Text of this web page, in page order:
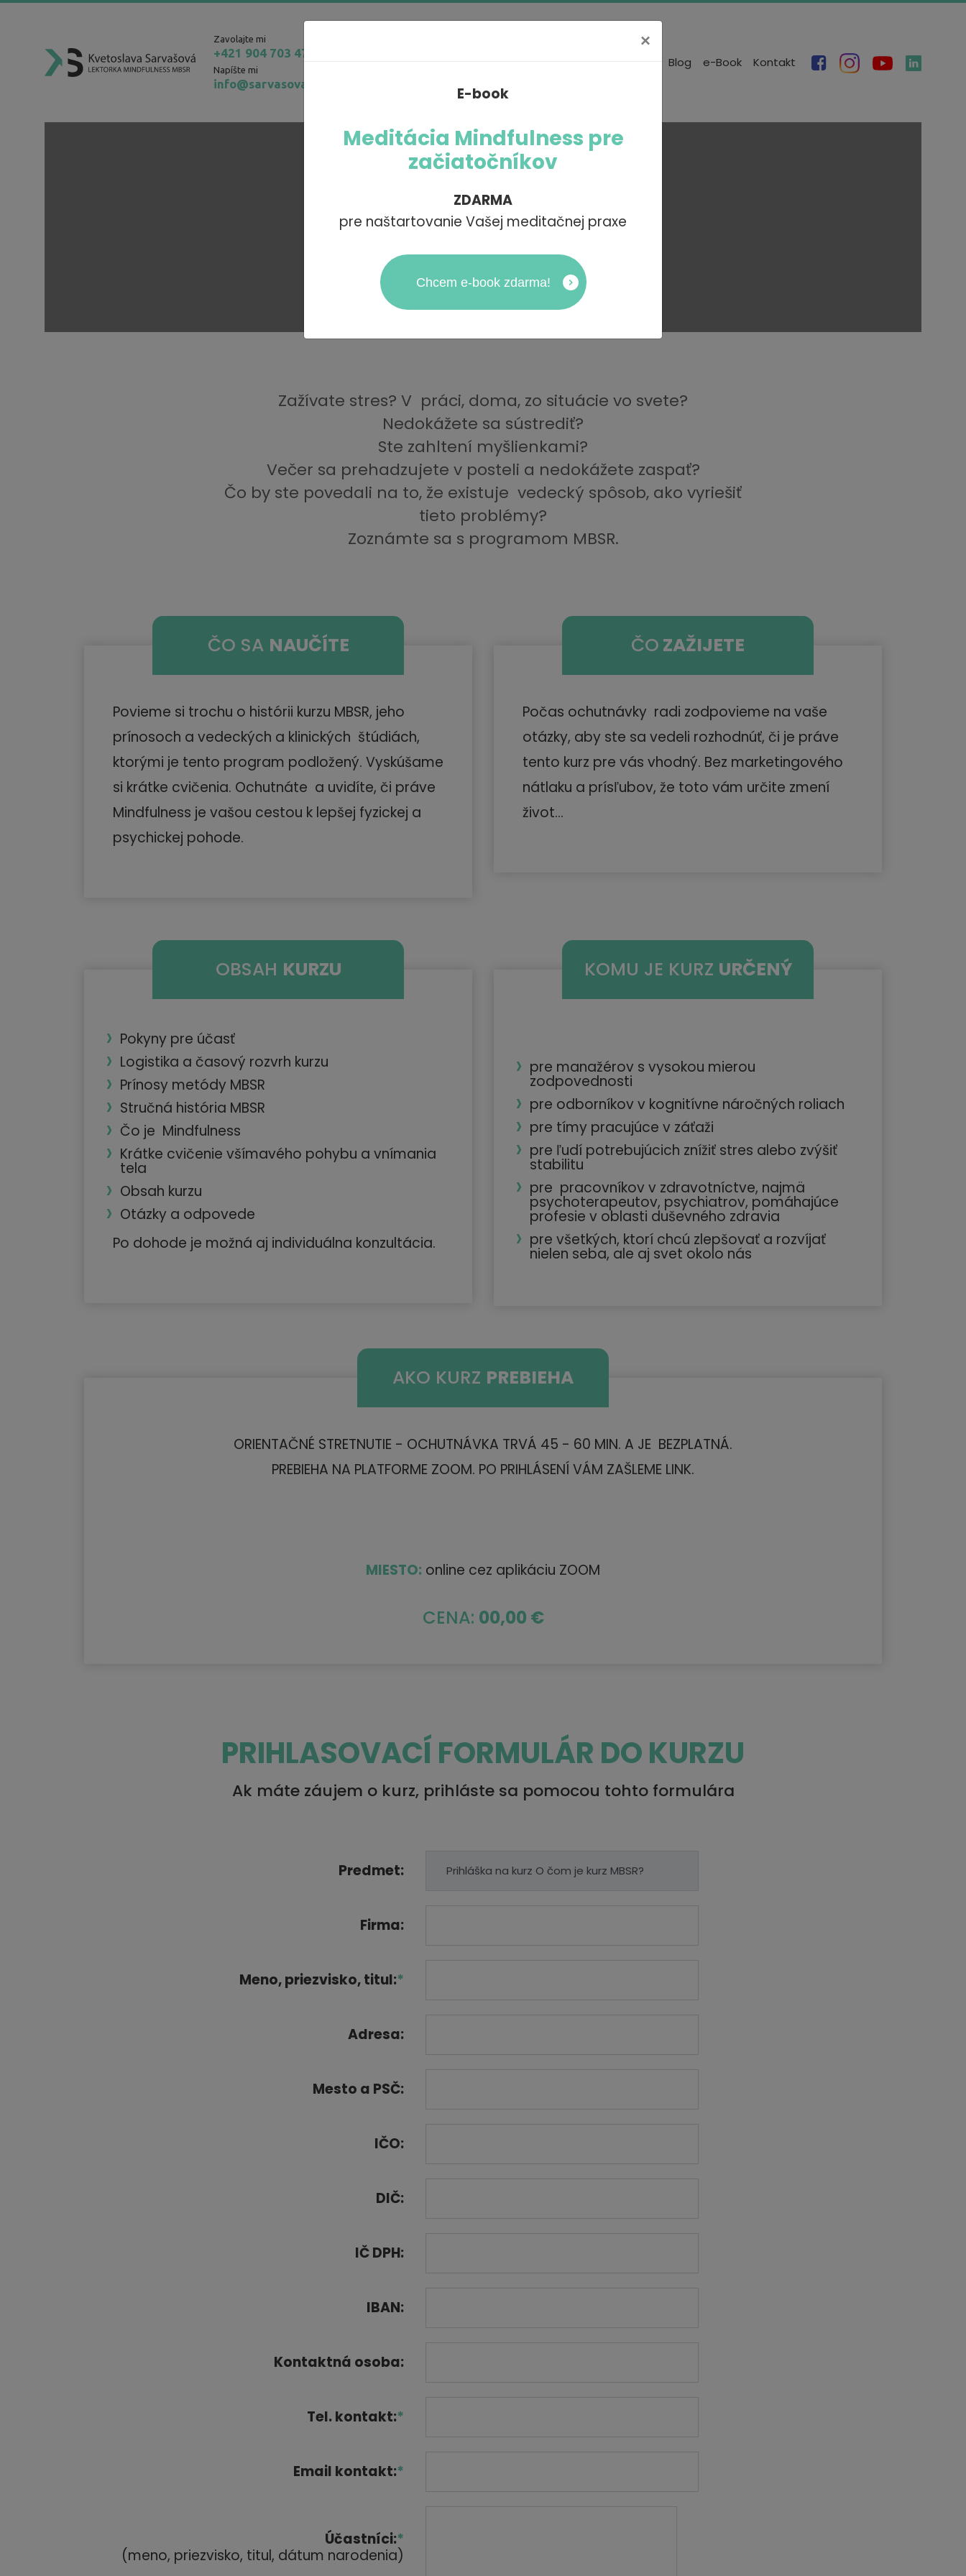
Zavolajte mi
+421 904 703 471
Napíšte mi
info@sarvasova.sk
Blog e-Book Kontakt
KURZ
O ČOM JE KURZ MBSR?
Zažívate stres? V práci, doma, zo situácie vo svete?
Nedokážete sa sústrediť?
Ste zahltení myšlienkami?
Večer sa prehadzujete v posteli a nedokážete zaspať?
Čo by ste povedali na to, že existuje vedecký spôsob, ako vyriešiť
tieto problémy?
Zoznámte sa s programom MBSR.
ČO SA NAUČÍTE
Povieme si trochu o histórii kurzu MBSR, jeho
prínosoch a vedeckých a klinických štúdiách,
ktorými je tento program podložený. Vyskúšame
si krátke cvičenia. Ochutnáte a uvidíte, či práve
Mindfulness je vašou cestou k lepšej fyzickej a
psychickej pohode.
ČO ZAŽIJETE
Počas ochutnávky radi zodpovieme na vaše
otázky, aby ste sa vedeli rozhodnúť, či je práve
tento kurz pre vás vhodný. Bez marketingového
nátlaku a prísľubov, že toto vám určite zmení
život...
OBSAH KURZU
Pokyny pre účasť
Logistika a časový rozvrh kurzu
Prínosy metódy MBSR
Stručná história MBSR
Čo je Mindfulness
Krátke cvičenie všímavého pohybu a vnímania
tela
Obsah kurzu
Otázky a odpovede
Po dohode je možná aj individuálna konzultácia.
KOMU JE KURZ URČENÝ
pre manažérov s vysokou mierou
zodpovednosti
pre odborníkov v kognitívne náročných roliach
pre tímy pracujúce v záťaži
pre ľudí potrebujúcich znížiť stres alebo zvýšiť
stabilitu
pre pracovníkov v zdravotníctve, najmä
psychoterapeutov, psychiatrov, pomáhajúce
profesie v oblasti duševného zdravia
pre všetkých, ktorí chcú zlepšovať a rozvíjať
nielen seba, ale aj svet okolo nás
AKO KURZ PREBIEHA
ORIENTAČNÉ STRETNUTIE - OCHUTNÁVKA TRVÁ 45 - 60 MIN. A JE BEZPLATNÁ.
PREBIEHA NA PLATFORME ZOOM. PO PRIHLÁSENÍ VÁM ZAŠLEME LINK.
MIESTO: online cez aplikáciu ZOOM
CENA: 00,00 €
PRIHLASOVACÍ FORMULÁR DO KURZU
Ak máte záujem o kurz, prihláste sa pomocou tohto formulára
Predmet:
Firma:
Meno, priezvisko, titul:*
Adresa:
Mesto a PSČ:
IČO:
DIČ:
IČ DPH:
IBAN:
Kontaktná osoba:
Tel. kontakt:*
Email kontakt:*
Účastníci:*
(meno, priezvisko, titul, dátum narodenia)
×
E-book
Meditácia Mindfulness pre
začiatočníkov
ZDARMA
pre naštartovanie Vašej meditačnej praxe
Chcem e-book zdarma!